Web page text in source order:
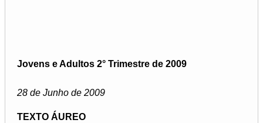
Jovens e Adultos 2° Trimestre de 2009
28 de Junho de 2009
TEXTO ÁUREO